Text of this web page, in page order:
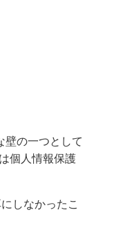
壁の一つとして
個人情報保護
しなかったこ